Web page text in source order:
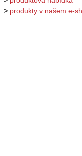
> produkty v našem e-